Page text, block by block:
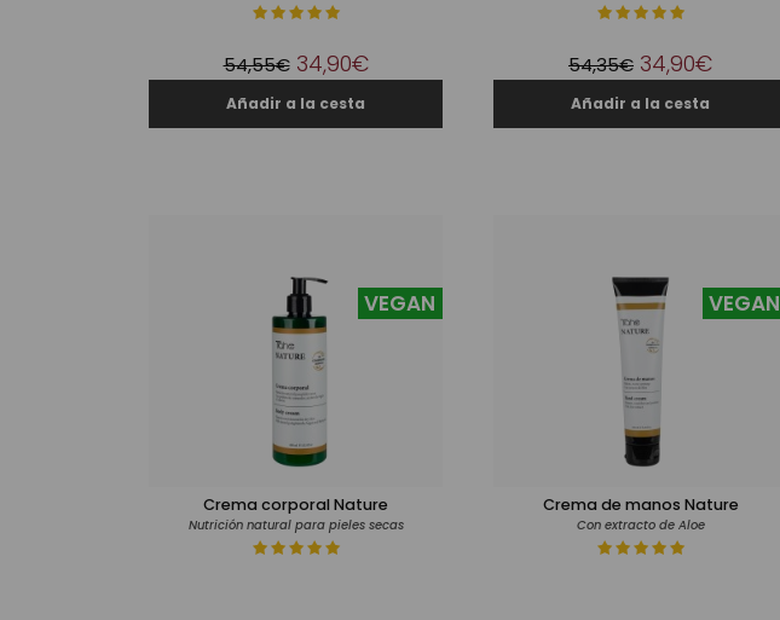
54,55€ 34,90€ 54,35€ 34,90€
Crema corporal Nature
Nutrición natural para pieles secas
VEGAN
Crema de manos Nature
Con extracto de Aloe
VEGAN